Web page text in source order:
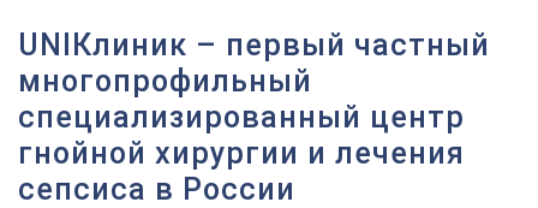
UNIКлиник – первый частный
многопрофильный
специализированный центр
гнойной хирургии и лечения
сепсиса в России